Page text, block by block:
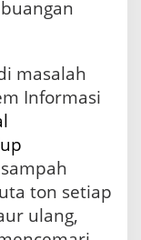
masalah
Informasi
ton setiap
ulang,